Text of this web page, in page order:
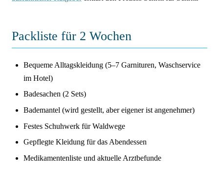
Packliste für 2 Wochen
Bequeme Alltagskleidung (5–7 Garnituren, Waschservice
im Hotel)
Badesachen (2 Sets)
Bademantel (wird gestellt, aber eigener ist angenehmer)
Festes Schuhwerk für Waldwege
Gepflegte Kleidung für das Abendessen
Medikamentenliste und aktuelle Arztbefunde